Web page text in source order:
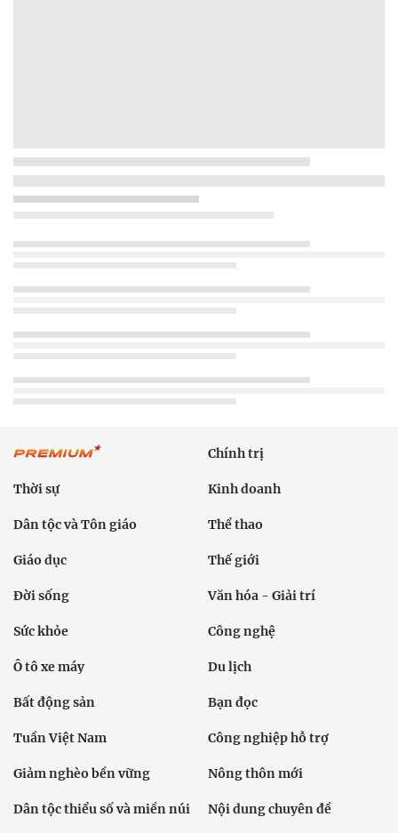
Chính trị
Thời sự Kinh doanh
Dân tộc và Tôn giáo Thể thao
Giáo dục Thế giới
Đời sống Văn hóa - Giải trí
Sức khỏe Công nghệ
Ô tô xe máy Du lịch
Bất động sản Bạn đọc
Tuần Việt Nam Công nghiệp hỗ trợ
Giảm nghèo bền vững Nông thôn mới
Dân tộc thiểu số và miền núi Nội dung chuyên đề